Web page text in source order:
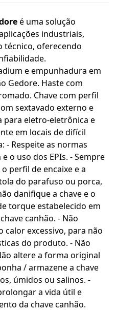
é uma solução
industriais,
técnico, oferecendo
e empunhadura em
Gedore. Haste com
Chave com perfil
sextavado externo e
para eletro-eletrônica e
em locais de difícil
- Respeite as normas
o uso dos EPIs. - Sempre
perfil de encaixe e a
do parafuso ou porca,
danifique a chave e o
torque estabelecido em
canhão. - Não
calor excessivo, para não
do produto. - Não
altere a forma original
/ armazene a chave
úmidos ou salinos. -
a vida útil e
da chave canhão.